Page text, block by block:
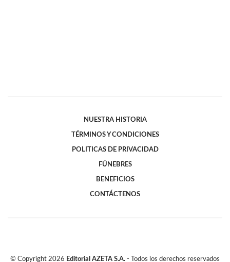
NUESTRA HISTORIA
TÉRMINOS Y CONDICIONES
POLITICAS DE PRIVACIDAD
FÚNEBRES
BENEFICIOS
CONTÁCTENOS
© Copyright 2026 Editorial AZETA S.A. - Todos los derechos reservados